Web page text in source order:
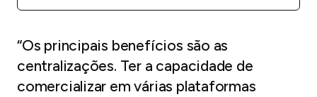
“Os principais benefícios são as
centralizações. Ter a capacidade de
comercializar em várias plataformas